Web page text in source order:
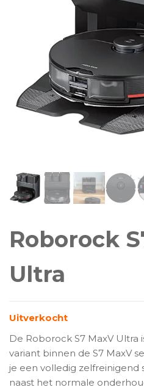
Roborock
Ultra
Uitverkocht
De Roborock S7 MaxV
variant binnen de S7 MaxV
je een volledig zelfreinigend
naast het normale